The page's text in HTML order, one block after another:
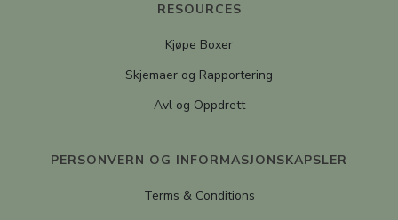
RESOURCES
Kjøpe Boxer
Skjemaer og Rapportering
Avl og Oppdrett
PERSONVERN OG INFORMASJONSKAPSLER
Terms & Conditions